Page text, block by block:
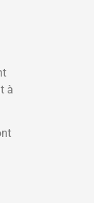
à